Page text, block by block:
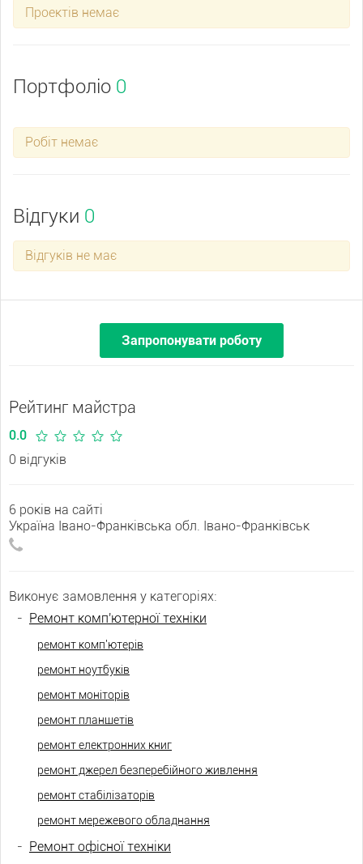
Проектів немає
Портфоліо 0
Робіт немає
Відгуки 0
Відгуків не має
Запропонувати роботу
Рейтинг майстра
0.0
0 відгуків
6 років на сайті
Україна Івано-Франківська обл. Івано-Франківськ
Виконує замовлення у категоріях:
- Ремонт комп'ютерної техніки
ремонт комп'ютерів
ремонт ноутбуків
ремонт моніторів
ремонт планшетів
ремонт електронних книг
ремонт джерел безперебійного живлення
ремонт стабілізаторів
ремонт мережевого обладнання
- Ремонт офісної техніки